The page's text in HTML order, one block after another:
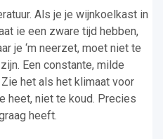
Als je je wijnkoelkast in
ie een zware tijd hebben,
je ‘m neerzet, moet niet te
Een constante, milde
het als het klimaat voor
heet, niet te koud. Precies
heeft.